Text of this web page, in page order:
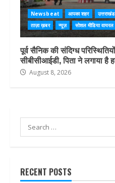
Newsbeat आपका शहर उत्तराखंड
ताज़ा ख़बर
न्यूज़ सोशल मीडिया वायरल
पूर्व सैनिक की संदिग्ध
सीबीसीआईडी, पिता ने लगाया है
August 8, 2026
Search
for:
RECENT POSTS